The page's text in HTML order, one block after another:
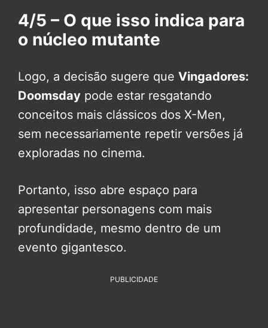
4/5 – O que isso indica para
o núcleo mutante
Logo, a decisão sugere que Vingadores:
Doomsday pode estar resgatando
conceitos mais clássicos dos X-Men,
sem necessariamente repetir versões já
exploradas no cinema.
Portanto, isso abre espaço para
apresentar personagens com mais
profundidade, mesmo dentro de um
evento gigantesco.
PUBLICIDADE